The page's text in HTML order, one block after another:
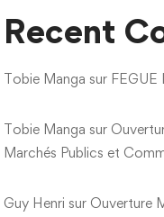
février 11, 2022
1 050 views
Recent
Tobie Manga sur FEGUE
Tobie Manga sur
Marchés Publics et
Guy Henri sur Ouverture